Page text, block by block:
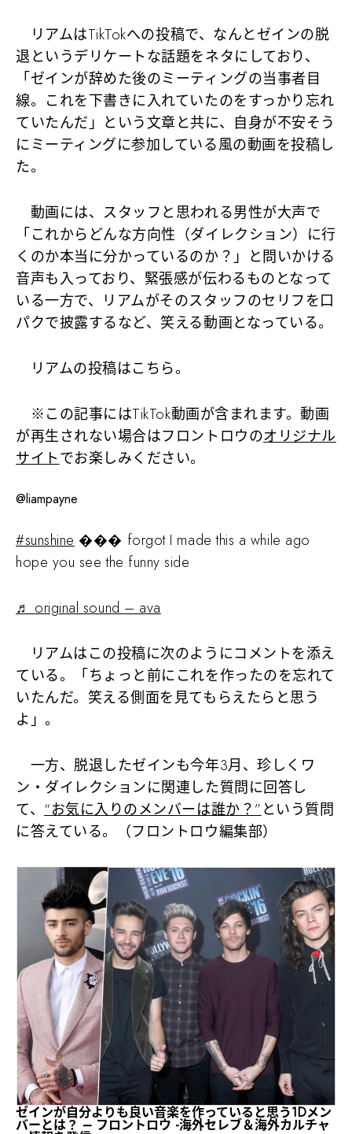
リアムはTikTokへの投稿で、なんとゼインの脱
退というデリケートな話題をネタにしており、
「ゼインが辞めた後のミーティングの当事者目
線。これを下書きに入れていたのをすっかり忘れ
ていたんだ」という文章と共に、自身が不安そう
にミーティングに参加している風の動画を投稿し
た。
動画には、スタッフと思われる男性が大声で
「これからどんな方向性（ダイレクション）に行
くのか本当に分かっているのか？」と問いかける
音声も入っており、緊張感が伝わるものとなって
いる一方で、リアムがそのスタッフのセリフを口
パクで披露するなど、笑える動画となっている。
リアムの投稿はこちら。
※この記事にはTikTok動画が含まれます。動画
が再生されない場合はフロントロウのオリジナル
サイトでお楽しみください。
@liampayne
#sunshine ��� forgot I made this a while ago
hope you see the funny side
♬ original sound – ava
リアムはこの投稿に次のようにコメントを添え
ている。「ちょっと前にこれを作ったのを忘れて
いたんだ。笑える側面を見てもらえたらと思う
よ」。
一方、脱退したゼインも今年3月、珍しくワ
ン・ダイレクションに関連した質問に回答し
て、 “お気に入りのメンバーは誰か？”という質問
に答えている。（フロントロウ編集部）
ゼインが自分よりも良い音楽を作っていると思う1Dメン
バーとは？ – フロントロウ -海外セレブ＆海外カルチャ